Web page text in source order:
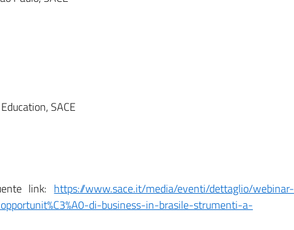
SACE
link: https://www.sace.it/media/eventi/dettaglio/webinar-
di-business-in-brasile-strumenti-a-